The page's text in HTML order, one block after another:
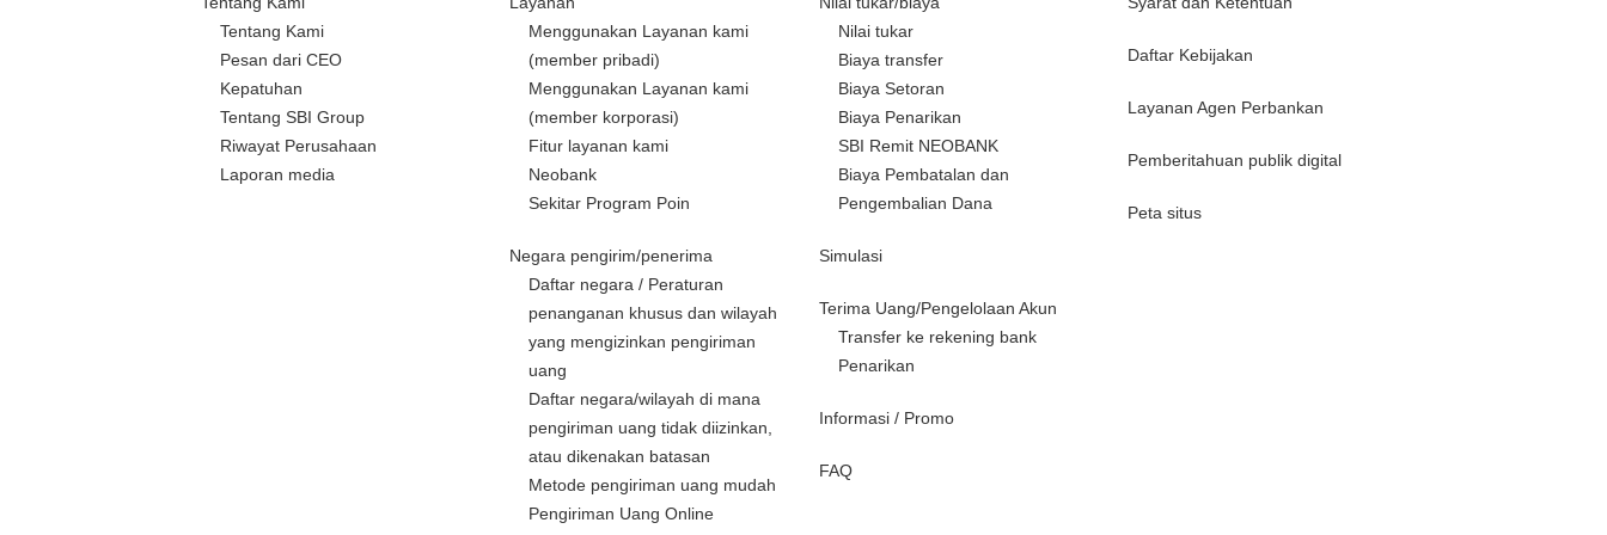
Tentang Kami
Pesan dari CEO
Kepatuhan
Tentang SBI Group
Riwayat Perusahaan
Laporan media
Menggunakan Layanan kami
(member pribadi)
Menggunakan Layanan kami
(member korporasi)
Fitur layanan kami
Neobank
Sekitar Program Poin
Negara pengirim/penerima
Daftar negara / Peraturan
penanganan khusus dan wilayah
yang mengizinkan pengiriman
uang
Daftar negara/wilayah di mana
pengiriman uang tidak diizinkan,
atau dikenakan batasan
Metode pengiriman uang mudah
Pengiriman Uang Online
Nilai tukar
Biaya transfer
Biaya Setoran
Biaya Penarikan
SBI Remit NEOBANK
Biaya Pembatalan dan
Pengembalian Dana
Simulasi
Terima Uang/Pengelolaan Akun
Transfer ke rekening bank
Penarikan
Informasi / Promo
FAQ
Daftar Kebijakan
Layanan Agen Perbankan
Pemberitahuan publik digital
Peta situs